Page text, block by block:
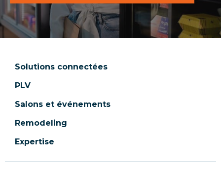
Solutions connectées
PLV
Salons et événements
Remodeling
Expertise